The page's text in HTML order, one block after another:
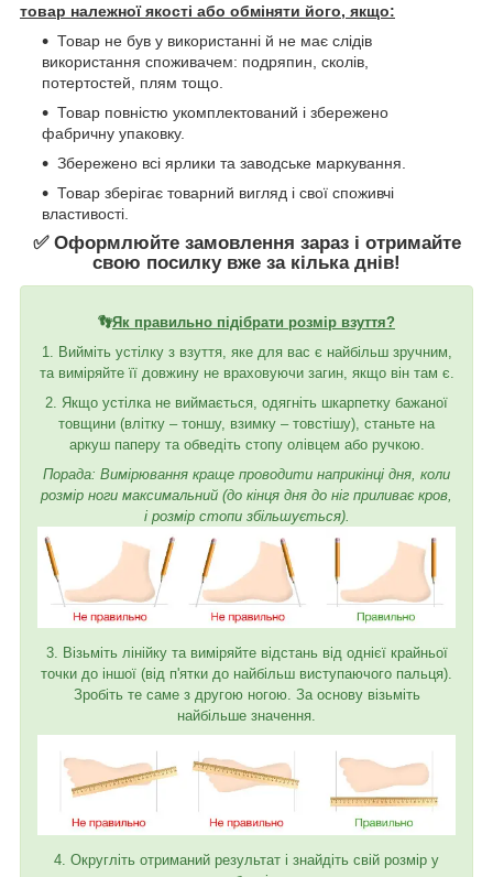
товар належної якості або обміняти його, якщо:
Товар не був у використанні й не має слідів
використання споживачем: подряпин, сколів,
потертостей, плям тощо.
Товар повністю укомплектований і збережено
фабричну упаковку.
Збережено всі ярлики та заводське маркування.
Товар зберігає товарний вигляд і свої споживчі
властивості.
✅ Оформлюйте замовлення зараз і отримайте
свою посилку вже за кілька днів!
👣Як правильно підібрати розмір взуття?
1. Вийміть устілку з взуття, яке для вас є найбільш зручним,
та виміряйте її довжину не враховуючи загин, якщо він там є.
2. Якщо устілка не виймається, одягніть шкарпетку бажаної
товщини (влітку – тоншу, взимку – товстішу), станьте на
аркуш паперу та обведіть стопу олівцем або ручкою.
Порада: Вимірювання краще проводити наприкінці дня, коли
розмір ноги максимальний (до кінця дня до ніг приливає кров,
і розмір стопи збільшується).
3. Візьміть лінійку та виміряйте відстань від однієї крайньої
точки до іншої (від п'ятки до найбільш виступаючого пальця).
Зробіть те саме з другою ногою. За основу візьміть
найбільше значення.
4. Округліть отриманий результат і знайдіть свій розмір у